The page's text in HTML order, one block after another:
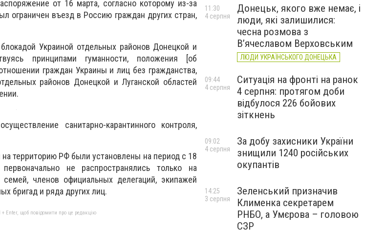
от 16 марта, согласно которому из-за
ограничен въезд в Россию граждан других стран,
Украиной отдельных районов Донецкой и
принципами гуманности, положения [об
граждан Украины и лиц без гражданства,
районов Донецкой и Луганской областей
санитарно-карантинного контроля,
территорию РФ были установлены на период с 18
не распространялись только на
членов официальных делегаций, экипажей
бригад и ряда других лиц.
Enter, щоб повідомити про це редакцію
Донецьк, якого вже немає, і
люди, які залишилися:
чесна розмова з
В’ячеславом Верховським
ЛЮДИ УКРАЇНСЬКОГО ДОНЕЦЬКА
11:30
4 серпня
Ситуація на фронті на ранок
4 серпня: протягом доби
відбулося 226 бойових
зіткнень
09:44
4 серпня
За добу захисники України
знищили 1240 російських
окупантів
09:02
4 серпня
Зеленський призначив
Клименка секретарем
РНБО, а Умєрова – головою
СЗР
14:25
3 серпня